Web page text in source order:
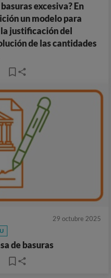
excesiva? En
un modelo para
justificación del
de las cantidades
29 octubre 2025
de basuras